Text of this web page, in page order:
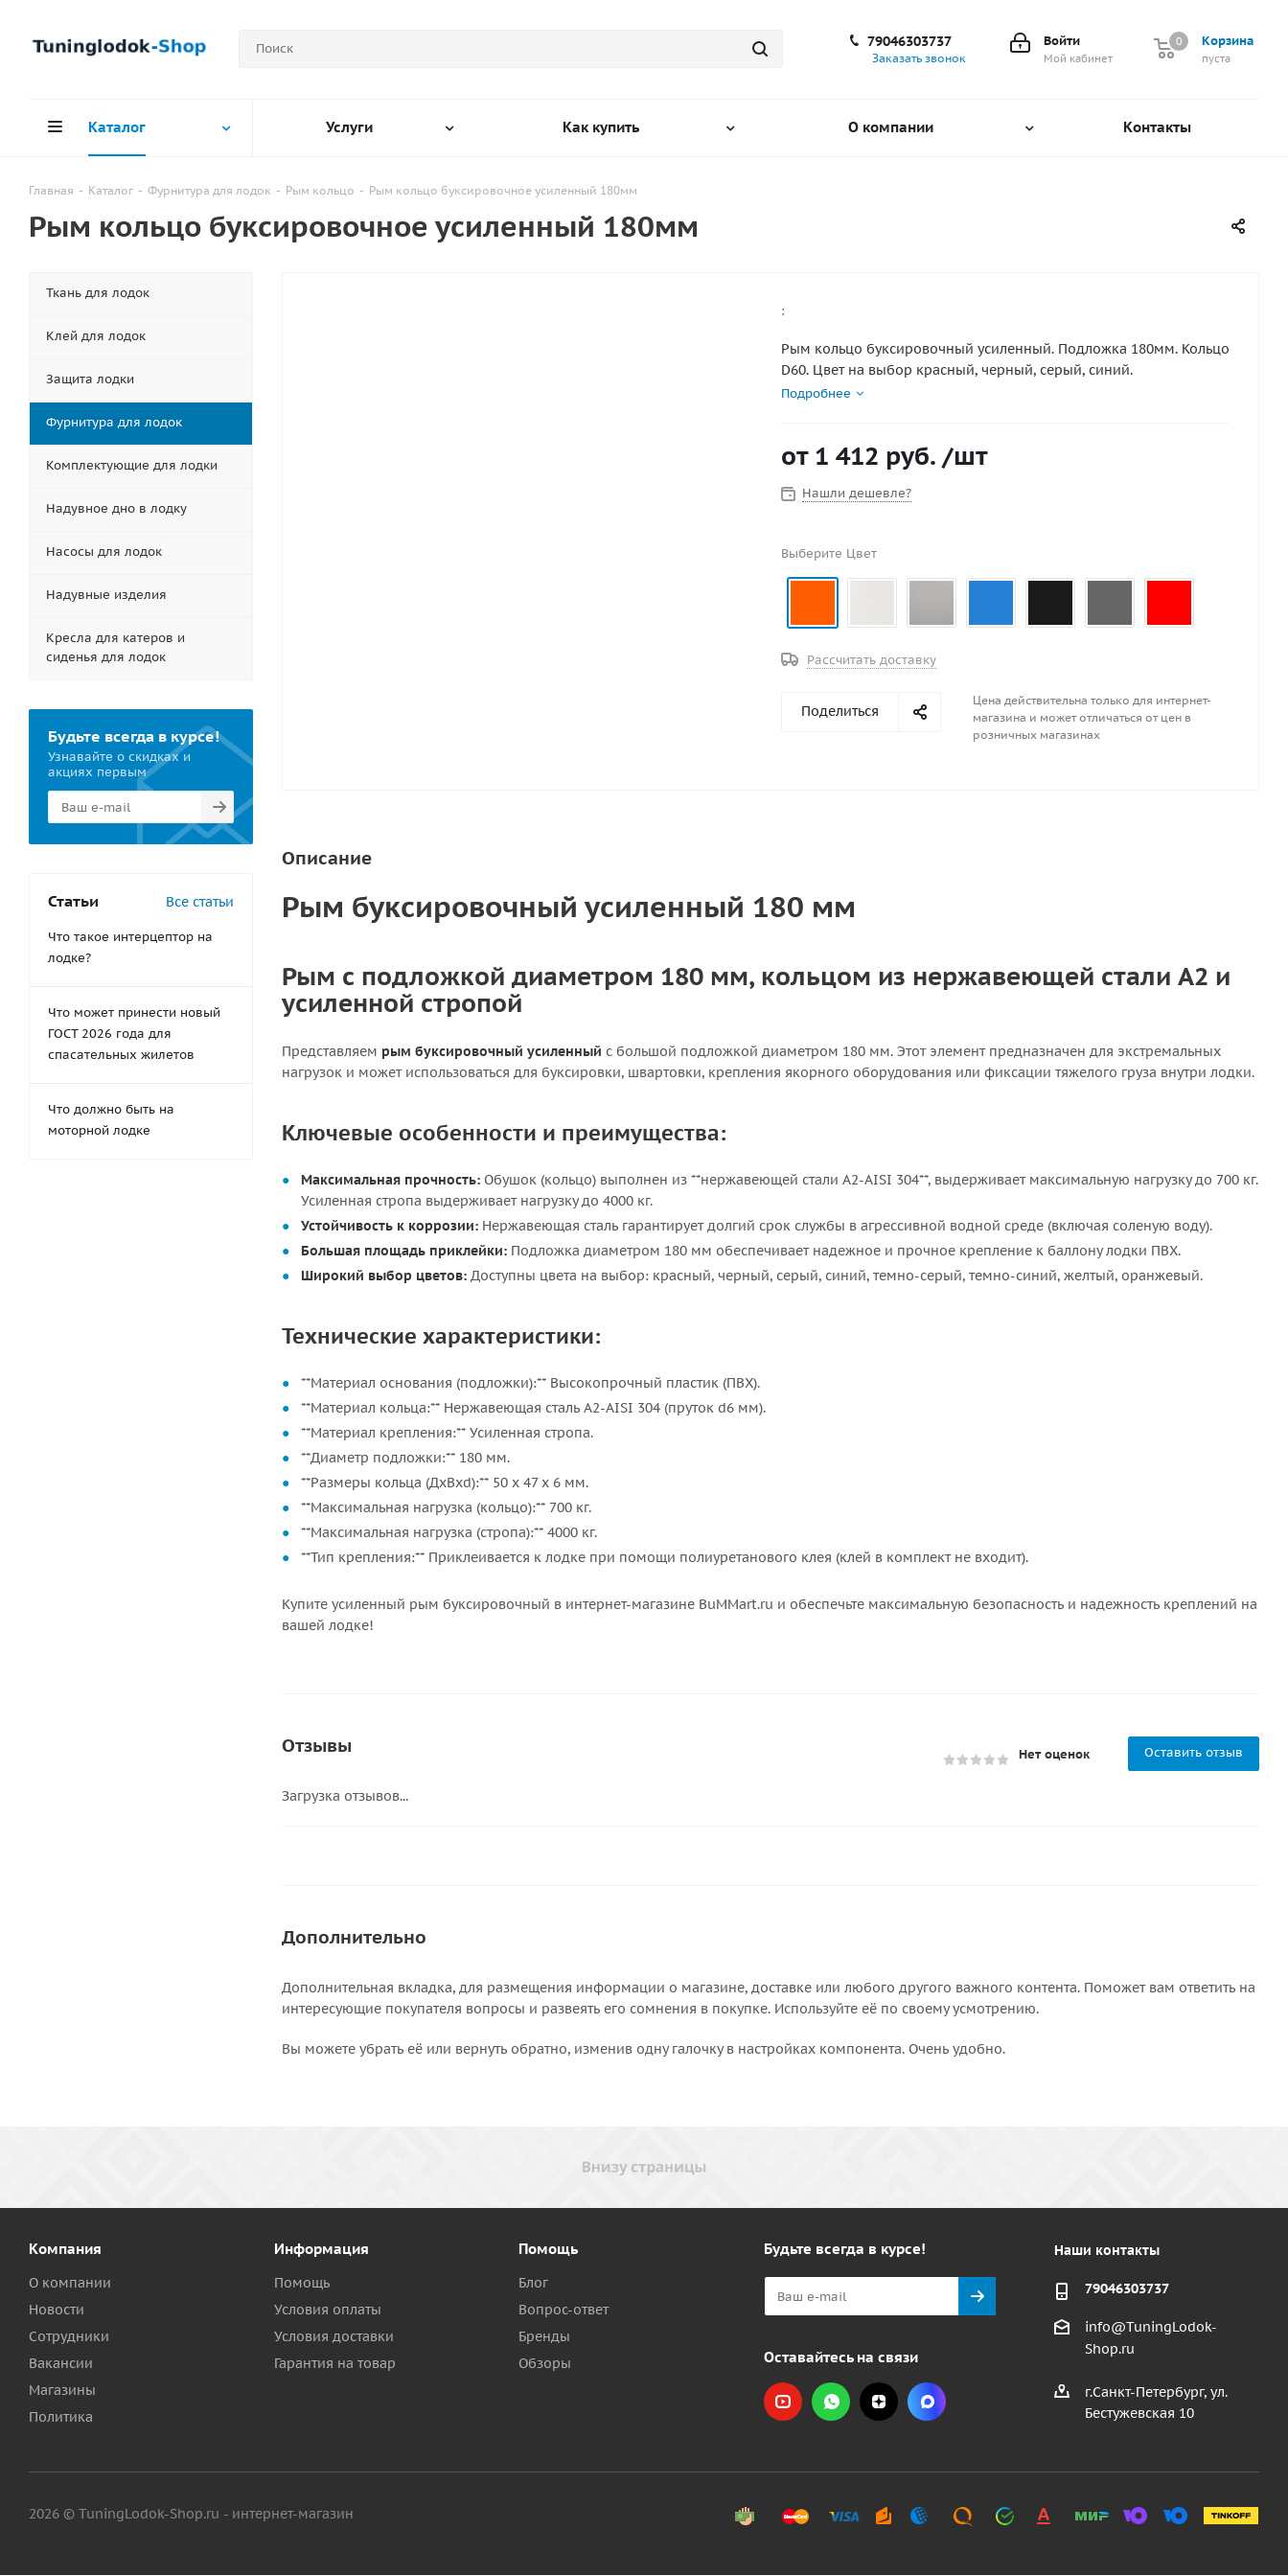
Корзина
0
пуста
0
Войти
Мой кабинет
79046303737
Заказать звонок
Каталог Услуги Как купить О компании Контакты
Главная - Каталог - Фурнитура для лодок - Рым кольцо - Рым кольцо буксировочное усиленный 180мм
Рым кольцо буксировочное усиленный 180мм
:
Рым кольцо буксировочный усиленный. Подложка 180мм. Кольцо
D60. Цвет на выбор красный, черный, серый, синий.
Подробнее
от 1 412 руб. /шт
Нашли дешевле?
Выберите Цвет
Рассчитать доставку
Поделиться
Цена действительна только для интернет-
магазина и может отличаться от цен в
розничных магазинах
Описание
Рым буксировочный усиленный 180 мм
Рым с подложкой диаметром 180 мм, кольцом из нержавеющей стали A2 и
усиленной стропой
Представляем рым буксировочный усиленный с большой подложкой диаметром 180 мм. Этот элемент предназначен для экстремальных
нагрузок и может использоваться для буксировки, швартовки, крепления якорного оборудования или фиксации тяжелого груза внутри лодки.
Ключевые особенности и преимущества:
Максимальная прочность: Обушок (кольцо) выполнен из **нержавеющей стали A2-AISI 304**, выдерживает максимальную нагрузку до 700 кг.
Усиленная стропа выдерживает нагрузку до 4000 кг.
Устойчивость к коррозии: Нержавеющая сталь гарантирует долгий срок службы в агрессивной водной среде (включая соленую воду).
Большая площадь приклейки: Подложка диаметром 180 мм обеспечивает надежное и прочное крепление к баллону лодки ПВХ.
Широкий выбор цветов: Доступны цвета на выбор: красный, черный, серый, синий, темно-серый, темно-синий, желтый, оранжевый.
Технические характеристики:
**Материал основания (подложки):** Высокопрочный пластик (ПВХ).
**Материал кольца:** Нержавеющая сталь A2-AISI 304 (пруток d6 мм).
**Материал крепления:** Усиленная стропа.
**Диаметр подложки:** 180 мм.
**Размеры кольца (ДхВхd):** 50 х 47 х 6 мм.
**Максимальная нагрузка (кольцо):** 700 кг.
**Максимальная нагрузка (стропа):** 4000 кг.
**Тип крепления:** Приклеивается к лодке при помощи полиуретанового клея (клей в комплект не входит).
Купите усиленный рым буксировочный в интернет-магазине BuMMart.ru и обеспечьте максимальную безопасность и надежность креплений на
вашей лодке!
Отзывы Нет оценок Оставить отзыв
Загрузка отзывов...
Дополнительно
Дополнительная вкладка, для размещения информации о магазине, доставке или любого другого важного контента. Поможет вам ответить на
интересующие покупателя вопросы и развеять его сомнения в покупке. Используйте её по своему усмотрению.
Вы можете убрать её или вернуть обратно, изменив одну галочку в настройках компонента. Очень удобно.
Ткань для лодок
Клей для лодок
Защита лодки
Фурнитура для лодок
Комплектующие для лодки
Надувное дно в лодку
Насосы для лодок
Надувные изделия
Кресла для катеров и
сиденья для лодок
Будьте всегда в курсе!
Узнавайте о скидках и
акциях первым
Статьи Все статьи
Что такое интерцептор на
лодке?
Что может принести новый
ГОСТ 2026 года для
спасательных жилетов
Что должно быть на
моторной лодке
Компания
О компании
Новости
Сотрудники
Вакансии
Магазины
Политика
Информация
Помощь
Условия оплаты
Условия доставки
Гарантия на товар
Помощь
Блог
Вопрос-ответ
Бренды
Обзоры
Будьте всегда в курсе!
Оставайтесь на связи
Наши контакты
79046303737
info@TuningLodok-
Shop.ru
г.Санкт-Петербург, ул.
Бестужевская 10
2026 © TuningLodok-Shop.ru - интернет-магазин